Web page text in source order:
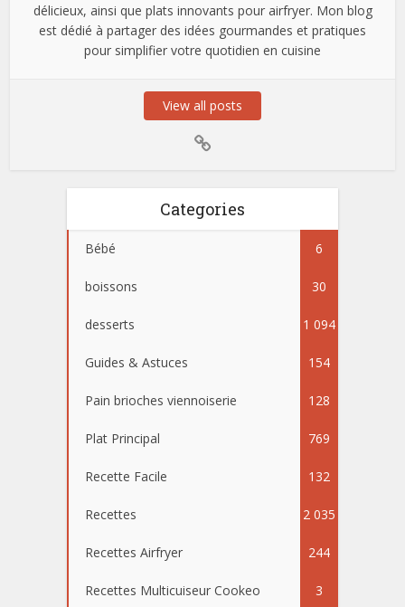
délicieux, ainsi que plats innovants pour airfryer. Mon blog
est dédié à partager des idées gourmandes et pratiques
pour simplifier votre quotidien en cuisine
View all posts
Categories
Bébé 6
boissons 30
desserts 1 094
Guides & Astuces 154
Pain brioches viennoiserie 128
Plat Principal 769
Recette Facile 132
Recettes 2 035
Recettes Airfryer 244
Recettes Multicuiseur Cookeo 3